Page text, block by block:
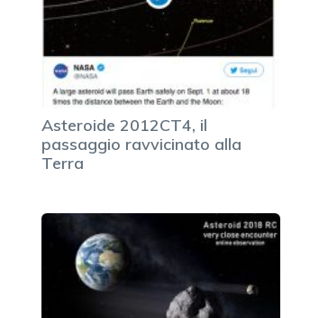
Asteroide 2012CT4, il
passaggio ravvicinato alla
Terra